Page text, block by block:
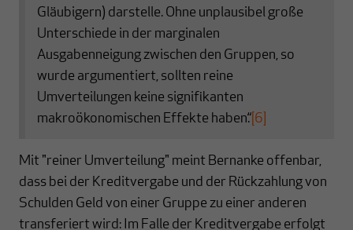
Gläubigern) darstelle. Ohne unplausibel große
Unterschiede in der marginalen
Ausgabenneigung zwischen den Gruppen, so
wurde argumentiert, sollten reine
Umverteilungen keine signifikanten
makroökonomischen Effekte haben.“ [6]
Mit "reiner Umverteilung" meint Bernanke offenbar,
dass bei der Kreditvergabe und der Rückzahlung von
Schulden Geld von einer Gruppe zu einer anderen
transferiert wird: Im Falle der Kreditvergabe erfolgt